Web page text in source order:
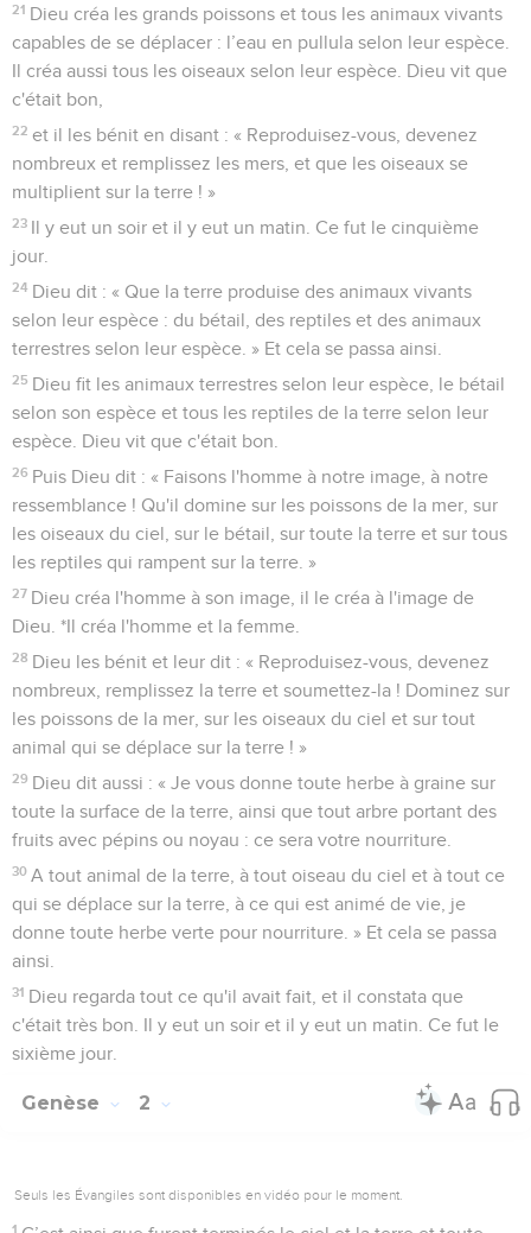
21 Dieu créa les grands poissons et tous les animaux vivants
capables de se déplacer : l’eau en pullula selon leur espèce.
Il créa aussi tous les oiseaux selon leur espèce. Dieu vit que
c'était bon,
22 et il les bénit en disant : « Reproduisez-vous, devenez
nombreux et remplissez les mers, et que les oiseaux se
multiplient sur la terre ! »
23 Il y eut un soir et il y eut un matin. Ce fut le cinquième
jour.
24 Dieu dit : « Que la terre produise des animaux vivants
selon leur espèce : du bétail, des reptiles et des animaux
terrestres selon leur espèce. » Et cela se passa ainsi.
25 Dieu fit les animaux terrestres selon leur espèce, le bétail
selon son espèce et tous les reptiles de la terre selon leur
espèce. Dieu vit que c'était bon.
26 Puis Dieu dit : « Faisons l'homme à notre image, à notre
ressemblance ! Qu'il domine sur les poissons de la mer, sur
les oiseaux du ciel, sur le bétail, sur toute la terre et sur tous
les reptiles qui rampent sur la terre. »
27 Dieu créa l'homme à son image, il le créa à l'image de
Dieu. *Il créa l'homme et la femme.
28 Dieu les bénit et leur dit : « Reproduisez-vous, devenez
nombreux, remplissez la terre et soumettez-la ! Dominez sur
les poissons de la mer, sur les oiseaux du ciel et sur tout
animal qui se déplace sur la terre ! »
29 Dieu dit aussi : « Je vous donne toute herbe à graine sur
toute la surface de la terre, ainsi que tout arbre portant des
fruits avec pépins ou noyau : ce sera votre nourriture.
30 A tout animal de la terre, à tout oiseau du ciel et à tout ce
qui se déplace sur la terre, à ce qui est animé de vie, je
donne toute herbe verte pour nourriture. » Et cela se passa
ainsi.
31 Dieu regarda tout ce qu'il avait fait, et il constata que
c'était très bon. Il y eut un soir et il y eut un matin. Ce fut le
sixième jour.
Genèse 2
Seuls les Évangiles sont disponibles en vidéo pour le moment.
1